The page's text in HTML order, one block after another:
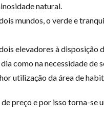
natural.
mundos, o verde e
elevadores à disposição
como na necessidade de
utilização da área de
preço e por isso torna-se